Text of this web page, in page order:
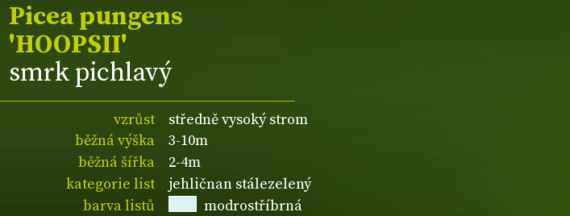
Picea pungens
'HOOPSII'
smrk pichlavý
vzrůst
středně vysoký strom
běžná výška
3-10m
běžná šířka
2-4m
kategorie list
jehličnan stálezelený
barva listů
modrostříbrná